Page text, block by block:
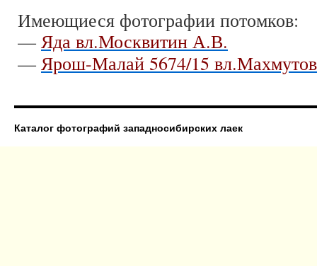
Имеющиеся фотографии потомков:
— Яда вл.Москвитин А.В.
— Ярош-Малай 5674/15
Каталог фотографий западносибирских лаек